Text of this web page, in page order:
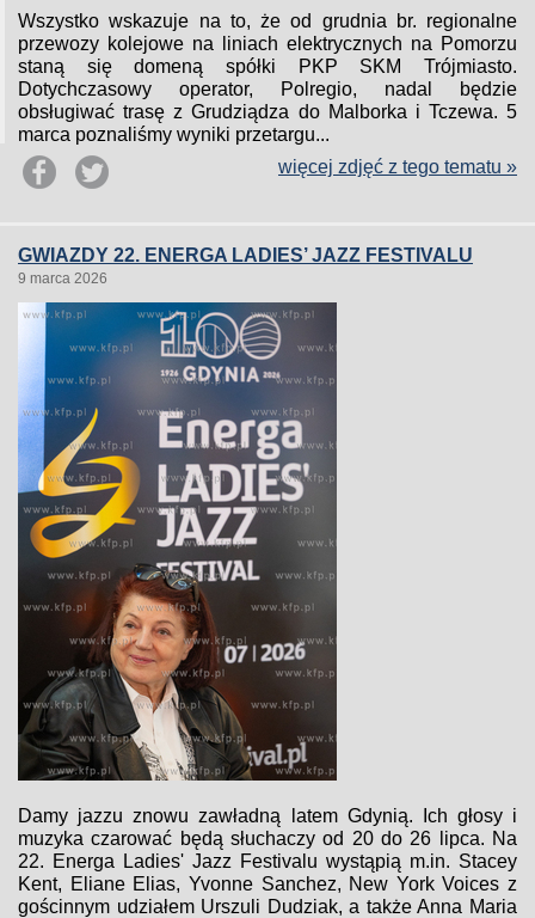
Wszystko wskazuje na to, że od grudnia br. regionalne
przewozy kolejowe na liniach elektrycznych na Pomorzu
staną się domeną spółki PKP SKM Trójmiasto.
Dotychczasowy operator, Polregio, nadal będzie
obsługiwać trasę z Grudziądza do Malborka i Tczewa. 5
marca poznaliśmy wyniki przetargu...
więcej zdjęć z tego tematu »
GWIAZDY 22. ENERGA LADIES’ JAZZ FESTIVALU
9 marca 2026
Damy jazzu znowu zawładną latem Gdynią. Ich głosy i
muzyka czarować będą słuchaczy od 20 do 26 lipca. Na
22. Energa Ladies' Jazz Festivalu wystąpią m.in. Stacey
Kent, Eliane Elias, Yvonne Sanchez, New York Voices z
gościnnym udziałem Urszuli Dudziak, a także Anna Maria